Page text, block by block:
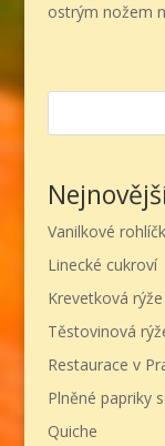
ostrým nožem
Vanilkové
Linecké cukroví
Krevetková rýže
Těstovinová
Restaurace v
Plněné papriky
Quiche